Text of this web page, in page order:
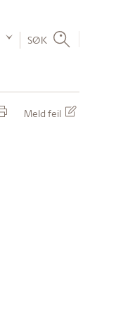
SØK
Meld feil